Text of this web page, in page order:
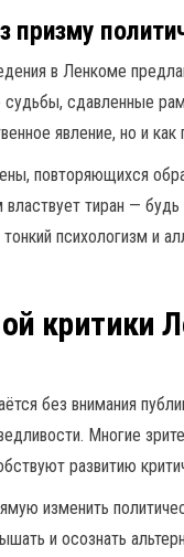
призму
в Ленкоме
сдавленные
явление, но и
повторяющихся
тиран —
психологизм и
критики
без внимания
Многие
развитию
изменить
и осознать